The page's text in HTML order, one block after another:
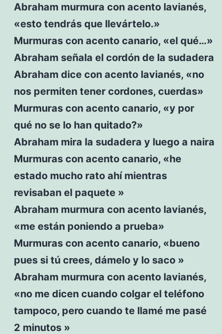
Abraham murmura con acento lavianés,
«esto tendrás que llevártelo.»
Murmuras con acento canario, «el qué…»
Abraham señala el cordón de la sudadera
Abraham dice con acento lavianés, «no
nos permiten tener cordones, cuerdas»
Murmuras con acento canario, «y por
qué no se lo han quitado?»
Abraham mira la sudadera y luego a naira
Murmuras con acento canario, «he
estado mucho rato ahí mientras
revisaban el paquete »
Abraham murmura con acento lavianés,
«me están poniendo a prueba»
Murmuras con acento canario, «bueno
pues si tú crees, dámelo y lo saco »
Abraham murmura con acento lavianés,
«no me dicen cuando colgar el teléfono
tampoco, pero cuando te llamé me pasé
2 minutos »